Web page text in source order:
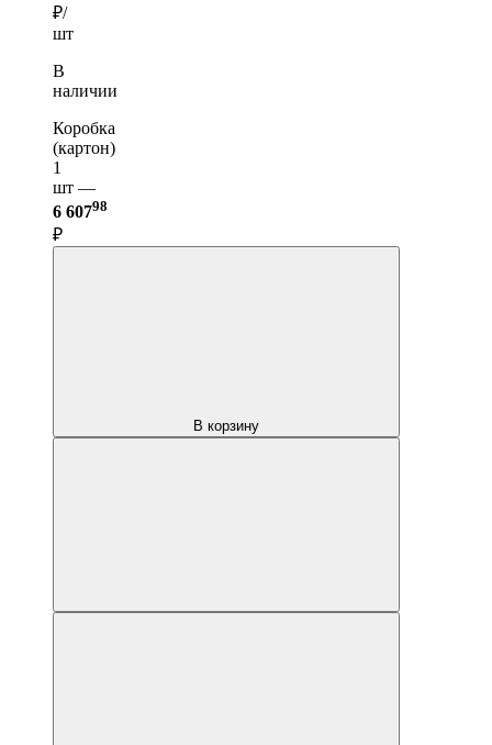
₽/
шт
В
наличии
Коробка
(картон)
1
шт —
6 60798
₽
В корзину